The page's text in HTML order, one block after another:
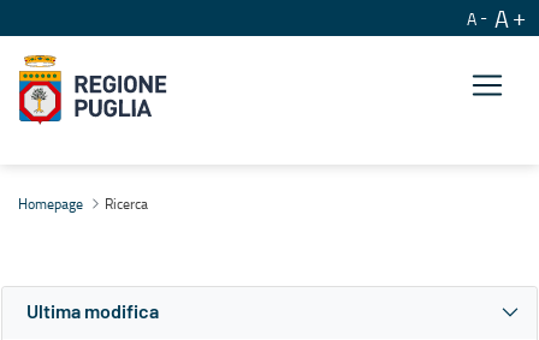
A A
Homepage Ricerca
Ultima modifica